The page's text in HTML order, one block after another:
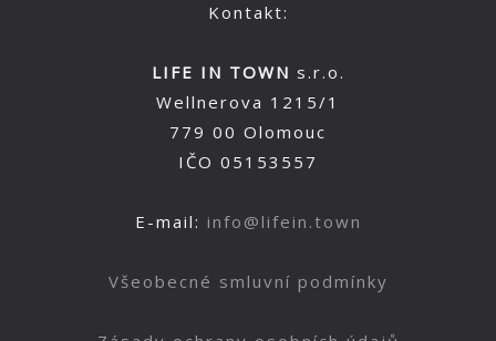
Kontakt:
LIFE IN TOWN s.r.o.
Wellnerova 1215/1
779 00 Olomouc
IČO 05153557
E-mail: info@lifein.town
Všeobecné smluvní podmínky